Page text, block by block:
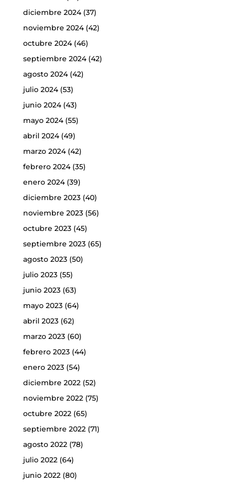
diciembre 2024(37)
noviembre 2024(42)
octubre 2024(46)
septiembre 2024(42)
agosto 2024(42)
julio 2024(53)
junio 2024(43)
mayo 2024(55)
abril 2024(49)
marzo 2024(42)
febrero 2024(35)
enero 2024(39)
diciembre 2023(40)
noviembre 2023(56)
octubre 2023(45)
septiembre 2023(65)
agosto 2023(50)
julio 2023(55)
junio 2023(63)
mayo 2023(64)
abril 2023(62)
marzo 2023(60)
febrero 2023(44)
enero 2023(54)
diciembre 2022(52)
noviembre 2022(75)
octubre 2022(65)
septiembre 2022(71)
agosto 2022(78)
julio 2022(64)
junio 2022(80)